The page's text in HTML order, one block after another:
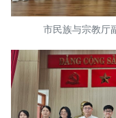
市民族与宗教厅